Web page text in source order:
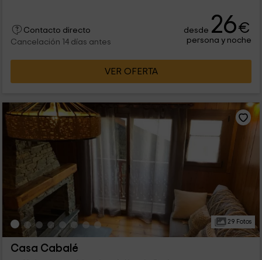
Contacto directo
Cancelación 14 días antes
desde 26€
persona y noche
VER OFERTA
29 Fotos
Casa Cabalé